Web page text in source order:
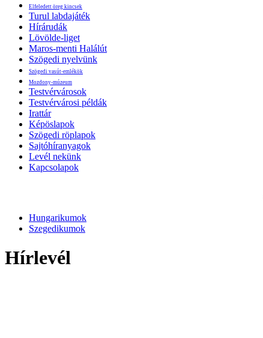
Elfeledett öreg kincsek
Turul labdajáték
Hírárudák
Lövölde-liget
Maros-menti Halálút
Szögedi nyelvünk
Szögedi vasút-emlékök
Mozdony-múzeum
Testvérvárosok
Testvérvárosi példák
Irattár
Képöslapok
Szögedi röplapok
Sajtóhíranyagok
Levél nekünk
Kapcsolapok
Hungarikumok
Szegedikumok
Hírlevél